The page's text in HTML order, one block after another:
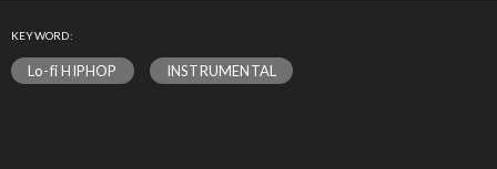
KEYWORD:
Lo-fi HIPHOP INSTRUMENTAL